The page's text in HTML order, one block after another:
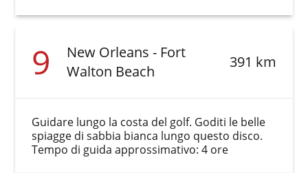
9
New Orleans - Fort
Walton Beach
391 km
Guidare lungo la costa del golf. Goditi le belle
spiagge di sabbia bianca lungo questo disco.
Tempo di guida approssimativo: 4 ore